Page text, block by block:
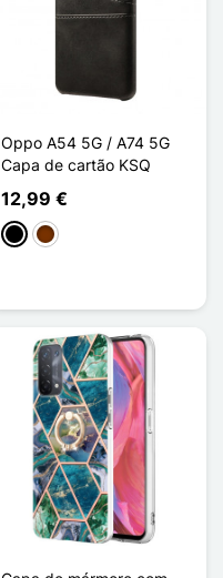
Oppo A54 5G / A74 5G
Capa de cartão KSQ
12,99 €
PretoCafé